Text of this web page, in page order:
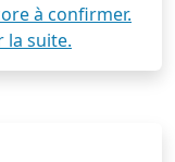
à confirmer.
la suite.